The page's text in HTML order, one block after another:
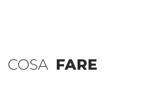
OUTDOOR
COSA FARE